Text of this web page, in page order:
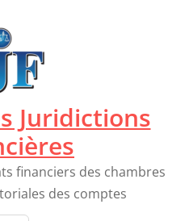
Juridictions
financiers des chambres
des comptes